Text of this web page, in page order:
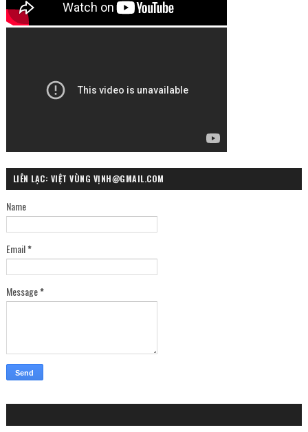
LIÊN LẠC: VIỆT VÙNG VỊNH@GMAIL.COM
Name
Email*
Message*